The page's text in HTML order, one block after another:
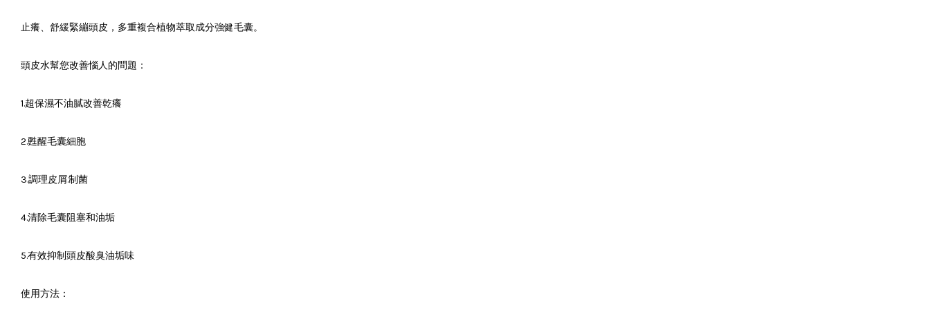
止癢、舒緩緊繃頭皮，多重複合植物萃取成分強健毛囊。
頭皮水幫您改善惱人的問題：
1.超保濕不油膩改善乾癢
2.甦醒毛囊細胞
3.調理皮屑.制菌
4.清除毛囊阻塞和油垢
5.有效抑制頭皮酸臭油垢味
使用方法：